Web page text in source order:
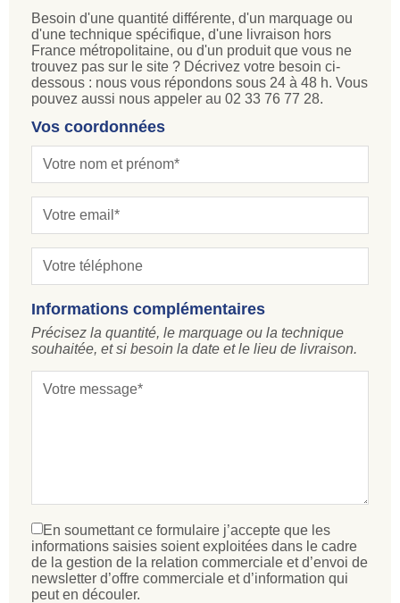
Besoin d'une quantité différente, d'un marquage ou
d'une technique spécifique, d'une livraison hors
France métropolitaine, ou d'un produit que vous ne
trouvez pas sur le site ? Décrivez votre besoin ci-
dessous : nous vous répondons sous 24 à 48 h. Vous
pouvez aussi nous appeler au 02 33 76 77 28.
Vos coordonnées
Informations complémentaires
Précisez la quantité, le marquage ou la technique
souhaitée, et si besoin la date et le lieu de livraison.
En soumettant ce formulaire j’accepte que les
informations saisies soient exploitées dans le cadre
de la gestion de la relation commerciale et d’envoi de
newsletter d’offre commerciale et d’information qui
peut en découler.